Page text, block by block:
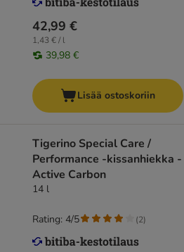
42,99 €
1,43 € / l
39,98 €
Lisää ostoskoriin
Tigerino Special Care /
Performance -kissanhiekka -
Active Carbon
14 l
Rating: 4/5 (2)